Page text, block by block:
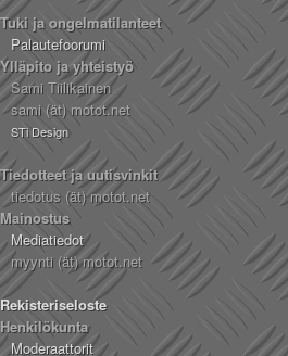
Tuki ja ongelmatilanteet
Palautefoorumi
Ylläpito ja yhteistyö
Sami Tiilikainen
sami (ät) motot.net
STi Design
Tiedotteet ja uutisvinkit
tiedotus (ät) motot.net
Mainostus
Mediatiedot
myynti (ät) motot.net
Rekisteriseloste
Henkilökunta
Moderaattorit